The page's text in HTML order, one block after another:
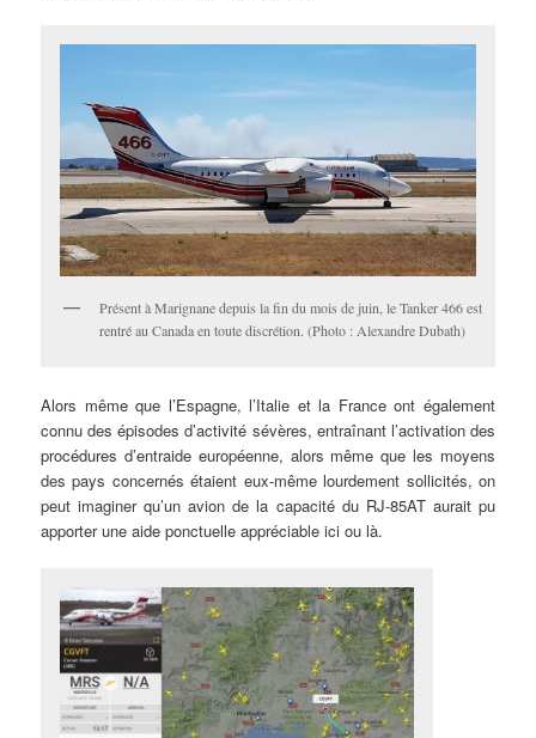
Présent à Marignane depuis la fin du mois de juin, le Tanker 466 est
rentré au Canada en toute discrétion. (Photo : Alexandre Dubath)
Alors même que l’Espagne, l’Italie et la France ont également
connu des épisodes d’activité sévères, entraînant l’activation des
procédures d’entraide européenne, alors même que les moyens
des pays concernés étaient eux-même lourdement sollicités, on
peut imaginer qu’un avion de la capacité du RJ-85AT aurait pu
apporter une aide ponctuelle appréciable ici ou là.